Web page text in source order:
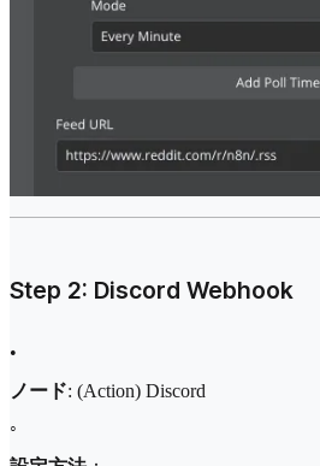
Step 2: Discord Webhook
•
ノード: (Action) Discord
◦